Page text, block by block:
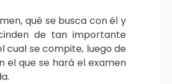
qué se busca con él y
de tan importante
cual se compite, luego de
el que se hará el examen